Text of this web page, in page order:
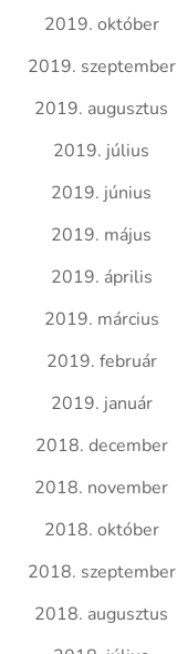
2019. október
2019. szeptember
2019. augusztus
2019. július
2019. június
2019. május
2019. április
2019. március
2019. február
2019. január
2018. december
2018. november
2018. október
2018. szeptember
2018. augusztus